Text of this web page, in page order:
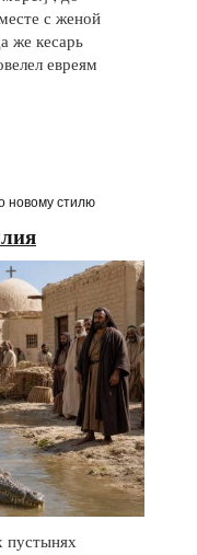
с женой
же кесарь
евреям
новому стилю
пустынях